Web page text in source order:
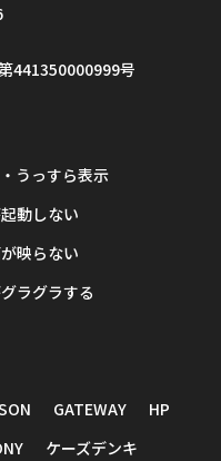
441350000999号
うっすら表示
動しない
映らない
ラグラする
GATEWAY
HP
ケーズデンキ